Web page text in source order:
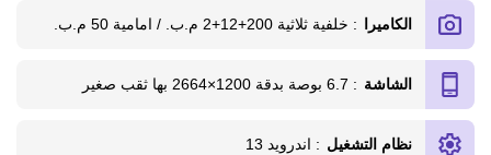
الكاميرا : خلفية ثلاثية 200+12+2 م.ب. / امامية 50 م.ب.
الشاشة : 6.7 بوصة بدقة 1200×2664 بها ثقب صغير
نظام التشغيل : اندرويد 13